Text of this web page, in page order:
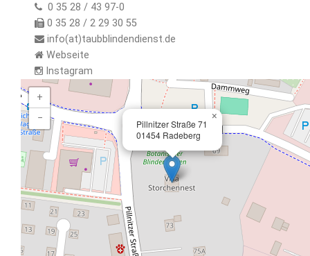
0 35 28 / 43 97-0
0 35 28 / 2 29 30 55
info(at)taubblindendienst.de
Webseite
Instagram
Pillnitzer Straße 71
01454 Radeberg
×
+
−